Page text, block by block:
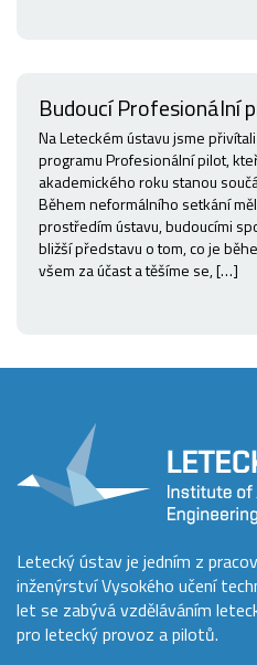
Budoucí Profesionální
Na Leteckém ústavu jsme
programu Profesionální pilot,
akademického roku stanou
Během neformálního setkání
prostředím ústavu, budoucími
bližší představu o tom, co je
všem za účast a těšíme se, […]
Letecký ústav je jedním z
inženýrství Vysokého učení
let se zabývá vzděláváním
pro letecký provoz a pilotů.